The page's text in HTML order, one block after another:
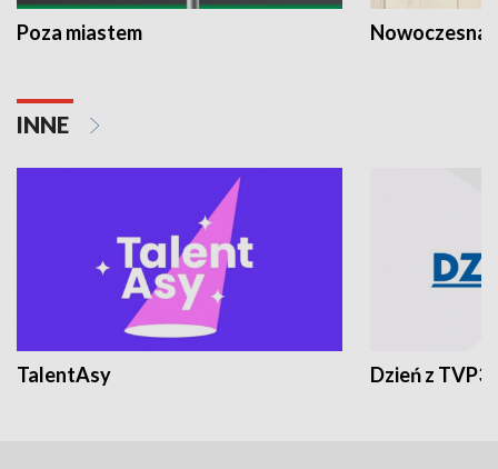
Poza miastem Nowoczesna
INNE
TalentAsy Dzień z TVP3